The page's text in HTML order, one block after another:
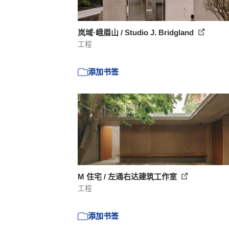
岚域·峨眉山 / Studio J. Bridgland
工程
添加书签
M 住宅 / 左通右达建筑工作室
工程
添加书签